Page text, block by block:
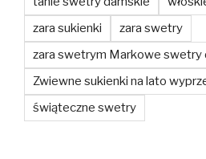
zara sukienki
zara swetry
zara swetrym Markowe swetry
Zwiewne sukienki na lato
świąteczne swetry